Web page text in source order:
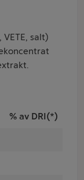
salt)
% av DRI(*)